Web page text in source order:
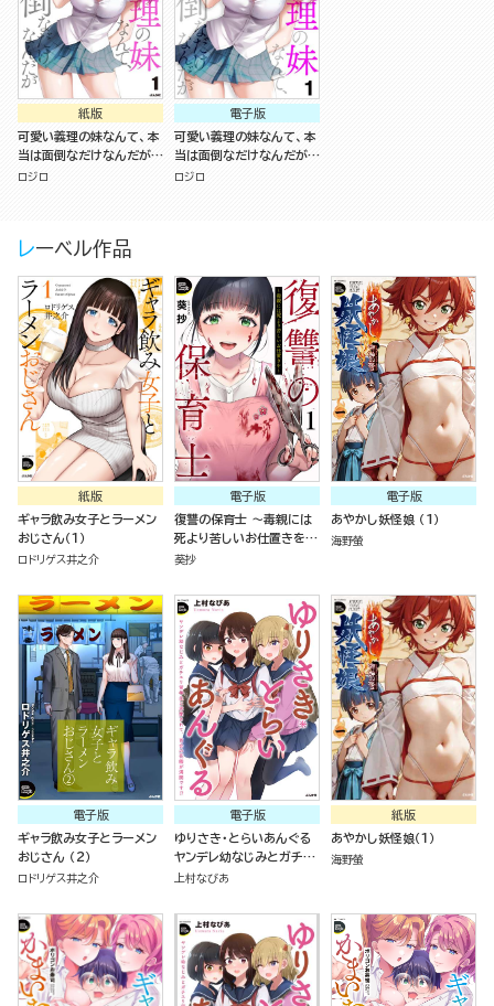
紙版
可愛い義理の妹なんて、本
当は面倒なだけなんだが
（1）
ロジロ
電子版
可愛い義理の妹なんて、本
当は面倒なだけなんだが
（分冊版）
ロジロ
レーベル作品
紙版
ギャラ飲み女子とラーメン
おじさん（１）
ロドリゲス井之介
電子版
復讐の保育士 ～毒親には
死より苦しいお仕置きを～
（分冊版）
葵抄
電子版
あやかし妖怪娘 （1）
海野螢
電子版
ギャラ飲み女子とラーメン
おじさん （2）
ロドリゲス井之介
電子版
ゆりさき・とらいあんぐる
ヤンデレ幼なじみとガチユ
リ留学生に求愛されて、百
上村なびあ
紙版
あやかし妖怪娘（１）
海野螢